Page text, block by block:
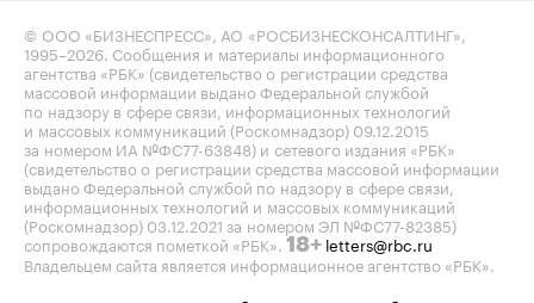
© ООО «БИЗНЕСПРЕСС», АО «РОСБИЗНЕСКОНСАЛТИНГ»,
1995–2026. Сообщения и материалы информационного
агентства «РБК» (свидетельство о регистрации средства
массовой информации выдано Федеральной службой
по надзору в сфере связи, информационных технологий
и массовых коммуникаций (Роскомнадзор) 09.12.2015
за номером ИА №ФС77-63848) и сетевого издания «РБК»
(свидетельство о регистрации средства массовой информации
выдано Федеральной службой по надзору в сфере связи,
информационных технологий и массовых коммуникаций
(Роскомнадзор) 03.12.2021 за номером ЭЛ №ФС77-82385)
сопровождаются пометкой «РБК». 18+ letters@rbc.ru
Владельцем сайта является информационное агентство «РБК».